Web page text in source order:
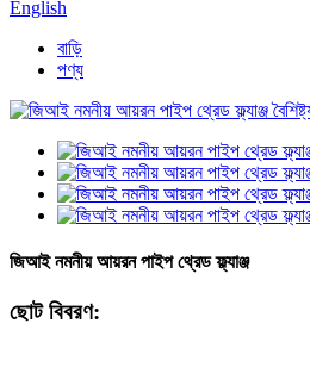
English
বাড়ি
পণ্য
জিআই নমনীয় আয়রন পাইপ থ্রেড ফ্ল্যাঞ্জ
ছোট বিবরণ: